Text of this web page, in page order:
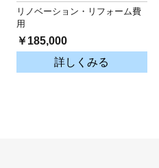
リノベーション・リフォーム費
用
￥185,000
詳しくみる